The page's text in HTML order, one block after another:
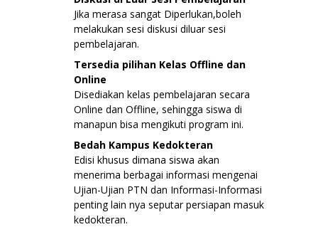
Jika merasa sangat Diperlukan,boleh
melakukan sesi diskusi diluar sesi
pembelajaran.
Tersedia pilihan Kelas Offline dan
Online
Disediakan kelas pembelajaran secara
Online dan Offline, sehingga siswa di
manapun bisa mengikuti program ini.
Bedah Kampus Kedokteran
Edisi khusus dimana siswa akan
menerima berbagai informasi mengenai
Ujian-Ujian PTN dan Informasi-Informasi
penting lain nya seputar persiapan masuk
kedokteran.